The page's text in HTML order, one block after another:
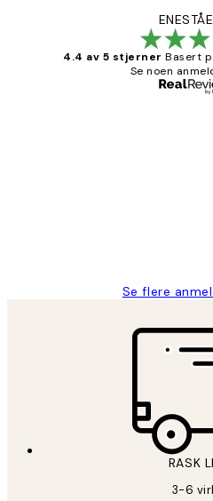
4.4 av 5 stjerner Basert
Se noen
Se flere
RASK
3-6